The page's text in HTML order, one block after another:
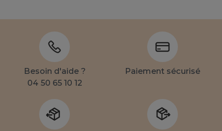
Besoin d'aide ?
04 50 65 10 12
Paiement sécurisé